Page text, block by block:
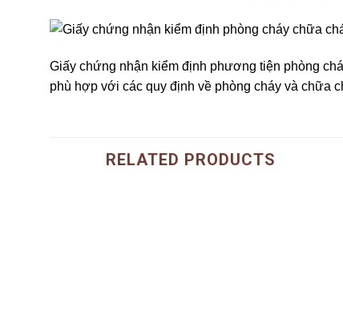
Giấy chứng nhận kiểm định phương tiện phòng
phù hợp với các quy định về phòng cháy và chữa
RELATED PRODUCTS